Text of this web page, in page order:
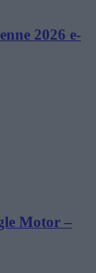
2026 e-
Motor –